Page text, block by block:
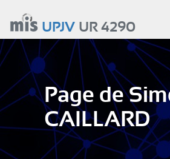
contenu
principal
UPJVUR 4290
Page de
CAILLARD